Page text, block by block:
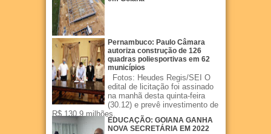
Pernambuco: Paulo Câmara
autoriza construção de 126
quadras poliesportivas em 62
municípios
Fotos: Heudes Regis/SEI O
edital de licitação foi assinado
na manhã desta quinta-feira
(30.12) e prevê investimento de
R$ 130,9 milhões.
EDUCAÇÃO: GOIANA GANHA
NOVA SECRETÁRIA EM 2022